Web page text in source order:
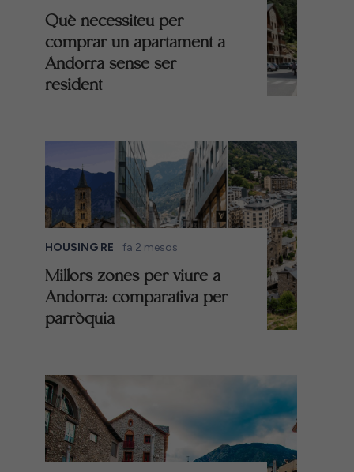
Què necessiteu per
comprar un apartament a
Andorra sense ser
resident
HOUSING RE fa 2 mesos
Millors zones per viure a
Andorra: comparativa per
parròquia